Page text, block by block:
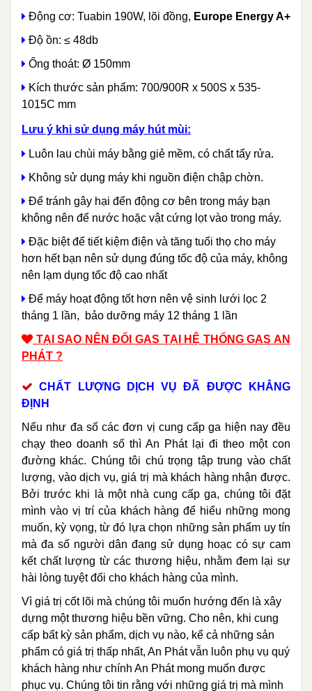
Động cơ: Tuabin 190W, lõi đồng, Europe Energy A+
Độ ồn: ≤ 48db
Ống thoát: Ø 150mm
Kích thước sản phẩm: 700/900R x 500S x 535-
1015C mm
Lưu ý khi sử dụng máy hút mùi:
Luôn lau chùi máy bằng giẻ mềm, có chất tẩy rửa.
Không sử dụng máy khi nguồn điện chập chờn.
Để tránh gây hại đến động cơ bên trong máy bạn
không nên để nước hoặc vật cứng lọt vào trong máy.
Đặc biệt để tiết kiệm điện và tăng tuổi thọ cho máy
hơn hết bạn nên sử dụng đúng tốc độ của máy, không
nên lạm dụng tốc độ cao nhất
Để máy hoạt động tốt hơn nên vệ sinh lưới lọc 2
tháng 1 lần, bảo dưỡng máy 12 tháng 1 lần
TẠI SAO NÊN ĐỔI GAS TẠI HỆ THỐNG GAS AN
PHÁT ?
CHẤT LƯỢNG DỊCH VỤ ĐÃ ĐƯỢC KHẲNG
ĐỊNH
Nếu như đa số các đơn vị cung cấp ga hiện nay đều
chạy theo doanh số thì An Phát lại đi theo một con
đường khác. Chúng tôi chú trọng tập trung vào chất
lượng, vào dịch vụ, giá trị mà khách hàng nhận được.
Bởi trước khi là một nhà cung cấp ga, chúng tôi đặt
mình vào vị trí của khách hàng để hiểu những mong
muốn, kỳ vọng, từ đó lựa chọn những sản phẩm uy tín
mà đa số người dân đang sử dụng hoạc có sự cam
kết chất lượng từ các thương hiệu, nhằm đem lại sự
hài lòng tuyệt đối cho khách hàng của mình.
Vì giá trị cốt lõi mà chúng tôi muốn hướng đến là xây
dựng một thương hiệu bền vững. Cho nên, khi cung
cấp bất kỳ sản phẩm, dịch vụ nào, kể cả những sản
phẩm có giá trị thấp nhất, An Phát vẫn luôn phụ vụ quý
khách hàng như chính An Phát mong muốn được
phục vụ. Chúng tôi tin rằng với những giá trị mà mình